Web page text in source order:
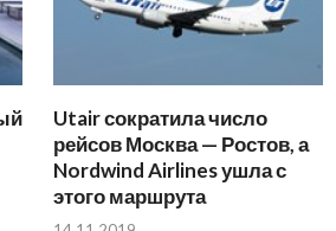
Utair сократила число
рейсов Москва — Ростов, а
Nordwind Airlines ушла с
этого маршрута